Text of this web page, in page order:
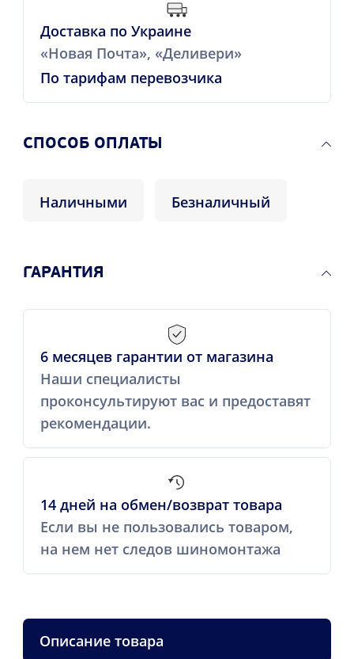
Доставка по Украине
«Новая Почта», «Деливери»
По тарифам перевозчика
CПОСОБ ОПЛАТЫ
Наличными Безналичный
ГАРАНТИЯ
6 месяцев гарантии от магазина
Наши специалисты
проконсультируют вас и предоставят
рекомендации.
14 дней на обмен/возврат товара
Если вы не пользовались товаром,
на нем нет следов шиномонтажа
Описание товара